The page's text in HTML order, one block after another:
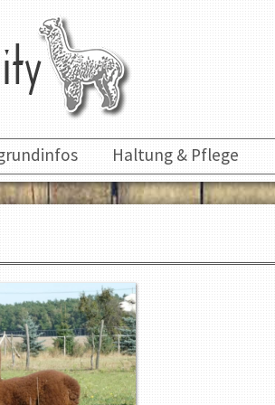
Haltung & Pflege